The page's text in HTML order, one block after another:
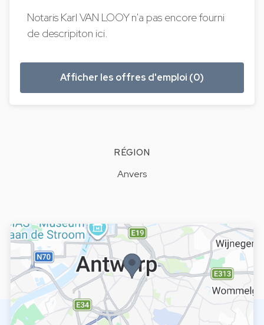
Notaris Karl VAN LOOY n'a pas encore fourni
de descripiton ici.
Afficher les offres d'emploi (0)
RÉGION
Anvers